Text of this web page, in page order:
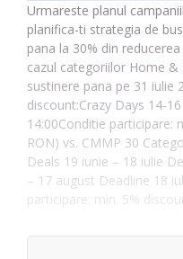
Urmareste planul
planifica-ti strategia de
pana la 30% din
cazul categoriilor Home &
sustinere pana pe 31 iulie
discount:Crazy Days 14-
14:00Conditie participare:
RON) vs. CMMP 30
Deals 19 iunie – 18 iulie
– 17 august Deadline 18
participare: min. 5%